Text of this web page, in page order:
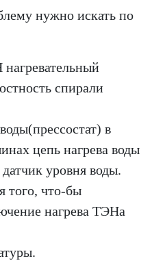
нужно искать по
спирали
в
цепь нагрева воды
уровня воды.
того, что-бы
нагрева ТЭНа